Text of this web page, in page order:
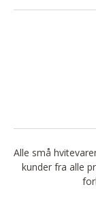
Alle små
kunder fra alle